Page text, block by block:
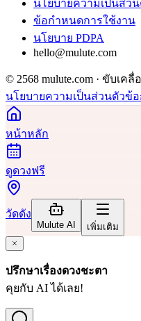
นโยบายความเป็นส่วน
ข้อกำหนดการใช้งาน
นโยบาย PDPA
hello@mulute.com
© 2568 mulute.com · ขับเค
นโยบายความเป็นส่วนตัวข้
หน้าหลัก
ดูดวงฟรี
วัดดัง
Mulute AI เพิ่มเติม
ปรึกษาเรื่องดวงชะตา
คุยกับ AI ได้เลย!